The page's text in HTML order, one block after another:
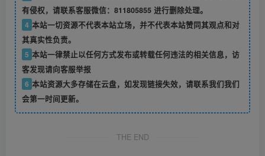
有侵权，请联系客服微信：811805855 进行删除处理。
4 本站一切资源不代表本站立场，并不代表本站赞同其观点和对
其真实性负责。
5 本站一律禁止以任何方式发布或转载任何违法的相关信息，访
客发现请向客服举报
6 本站资源大多存储在云盘，如发现链接失效，请联系我们我们
会第一时间更新。
THE END